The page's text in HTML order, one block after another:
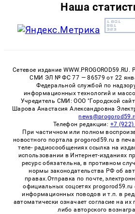
Наша
Сетевое издание
СМИ ЭЛ № ФС 77 — 86579 от 22
Федеральной службой по
информационных технологий и
Учредитель СМИ: ООО "Городской
Шарова Анастасия Александровна
Телефон редакции: +7 (922)
При частичном или полном
новостного портала progorod59.ru в
теле- радиосообщениях ссылка на
использовании в Интернет-изданиях
ресурс обязательна, в противном
нормы законодательства РФ об
правах.Отправка по почте,
официальных соцсетях progorod59.ru
информационных поводов и т.п. в
автоматически означает согласие на их
либо авторского